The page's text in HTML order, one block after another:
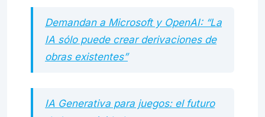
Demandan a Microsoft y OpenAI: “La
IA sólo puede crear derivaciones de
obras existentes”
IA Generativa para juegos: el futuro